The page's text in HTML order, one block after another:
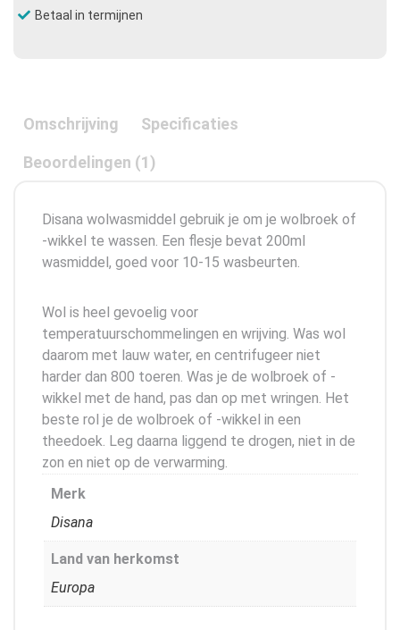
Betaal in termijnen
Omschrijving Specificaties
Beoordelingen (1)
Disana wolwasmiddel gebruik je om je wolbroek of
-wikkel te wassen. Een flesje bevat 200ml
wasmiddel, goed voor 10-15 wasbeurten.
Wol is heel gevoelig voor
temperatuurschommelingen en wrijving. Was wol
daarom met lauw water, en centrifugeer niet
harder dan 800 toeren. Was je de wolbroek of -
wikkel met de hand, pas dan op met wringen. Het
beste rol je de wolbroek of -wikkel in een
theedoek. Leg daarna liggend te drogen, niet in de
zon en niet op de verwarming.
Merk
Disana
Land van herkomst
Europa